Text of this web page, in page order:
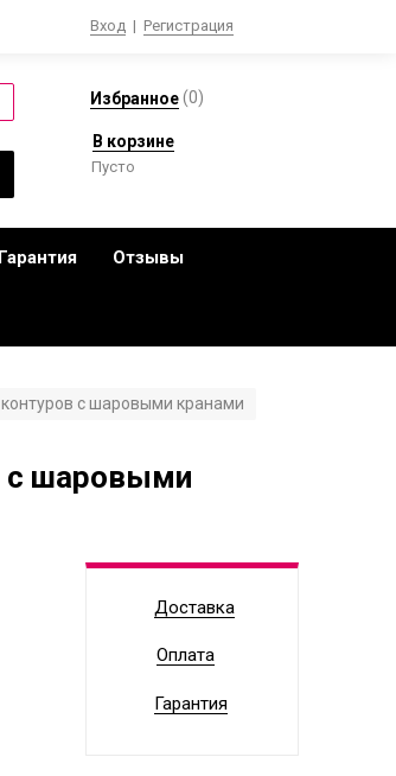
Вход | Регистрация
Избранное(0)
В корзине
Пусто
Гарантия Отзывы
с шаровыми кранами
с шаровыми
Доставка
Оплата
Гарантия